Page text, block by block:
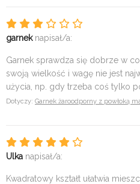
garneknapisał/a:
Garnek sprawdza się dobrze w
swoją wielkość i wagę nie jest
użycia, np. gdy trzeba coś tylko
Dotyczy: Garnek żaroodporny z powłoką
Ulka napisał/a:
Kwadratowy kształt ułatwia